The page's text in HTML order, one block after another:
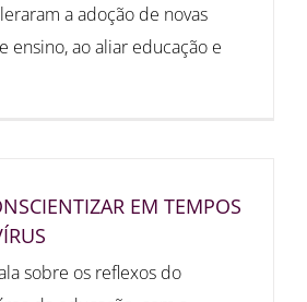
a adoção de novas
ensino, ao aliar educação e
EM TEMPOS
sobre os reflexos do